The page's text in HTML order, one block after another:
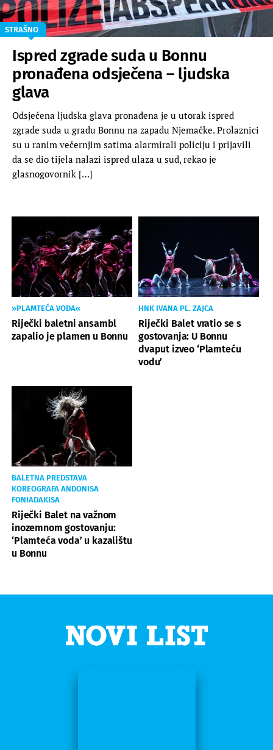
STRAŠNO
Ispred zgrade suda u Bonnu
pronađena odsječena – ljudska
glava
Odsječena ljudska glava pronađena je u utorak ispred
zgrade suda u gradu Bonnu na zapadu Njemačke. Prolaznici
su u ranim večernjim satima alarmirali policiju i prijavili
da se dio tijela nalazi ispred ulaza u sud, rekao je
glasnogovornik […]
»PLAMTEĆA VODA«
Riječki baletni ansambl
zapalio je plamen u Bonnu
HNK IVANA PL. ZAJCA
Riječki Balet vratio se s
gostovanja: U Bonnu
dvaput izveo ‘Plamteću
vodu’
BALETNA PREDSTAVA
KOREOGRAFA ANDONISA
FONIADAKISA
Riječki Balet na važnom
inozemnom gostovanju:
‘Plamteća voda’ u kazalištu
u Bonnu